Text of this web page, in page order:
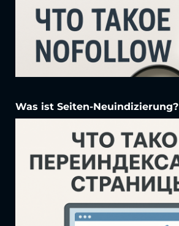
Was ist Seiten-Neuindizierung?